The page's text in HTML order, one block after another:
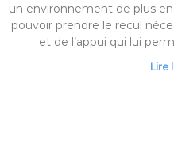
un environnement de plus
pouvoir prendre le recul
et de l’appui qui lui
Lire